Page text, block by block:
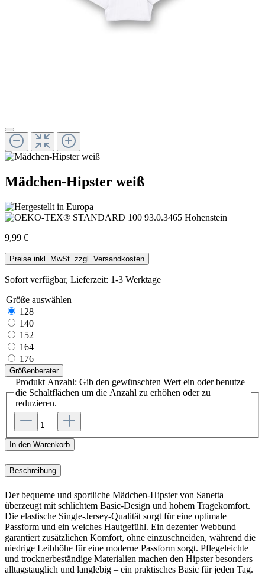
Mädchen-Hipster weiß
9,99 €
Preise inkl. MwSt. zzgl. Versandkosten
Sofort verfügbar, Lieferzeit: 1-3 Werktage
Größe auswählen
128
140
152
164
176
Größenberater
Produkt Anzahl: Gib den gewünschten Wert ein oder benutze
die Schaltflächen um die Anzahl zu erhöhen oder zu
reduzieren.
In den Warenkorb
Beschreibung
Der bequeme und sportliche Mädchen-Hipster von Sanetta
überzeugt mit schlichtem Basic-Design und hohem Tragekomfort.
Die elastische Single-Jersey-Qualität sorgt für eine optimale
Passform und ein weiches Hautgefühl. Ein dezenter Webbund
garantiert zusätzlichen Komfort, ohne einzuschneiden, während die
niedrige Leibhöhe für eine moderne Passform sorgt. Pflegeleichte
und trocknerbeständige Materialien machen den Hipster besonders
alltagstauglich und langlebig – ein praktisches Basic für jeden Tag.